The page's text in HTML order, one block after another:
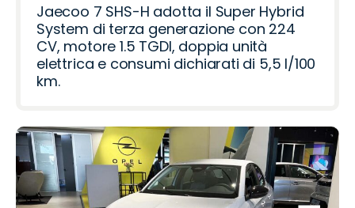
Jaecoo 7 SHS-H adotta il Super Hybrid
System di terza generazione con 224
CV, motore 1.5 TGDI, doppia unità
elettrica e consumi dichiarati di 5,5 l/100
km.